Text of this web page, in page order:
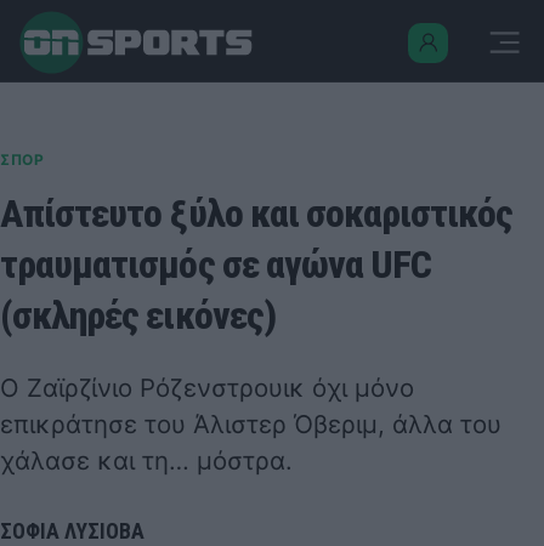
ΣΠΟΡ
Απίστευτο ξύλο και σοκαριστικός
τραυματισμός σε αγώνα UFC
(σκληρές εικόνες)
Ο Ζαϊρζίνιο Ρόζενστρουικ όχι μόνο
επικράτησε του Άλιστερ Όβεριμ, άλλα του
χάλασε και τη… μόστρα.
ΣΟΦΙΑ ΛΥΣΙΟΒΑ